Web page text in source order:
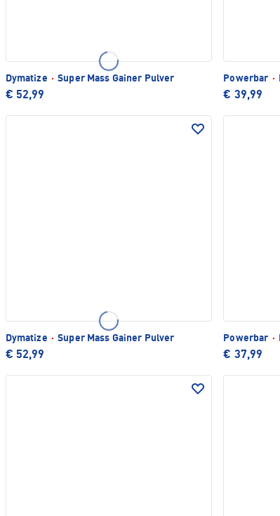
Dymatize · Super Mass Gainer Pulver
€ 52,99
Powerbar ·
€ 39,99
Dymatize · Super Mass Gainer Pulver
€ 52,99
Powerbar ·
€ 37,99